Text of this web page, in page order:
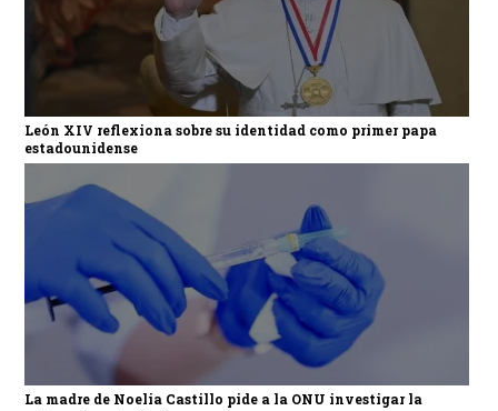
León XIV reflexiona sobre su identidad como primer papa
estadounidense
La madre de Noelia Castillo pide a la ONU investigar la